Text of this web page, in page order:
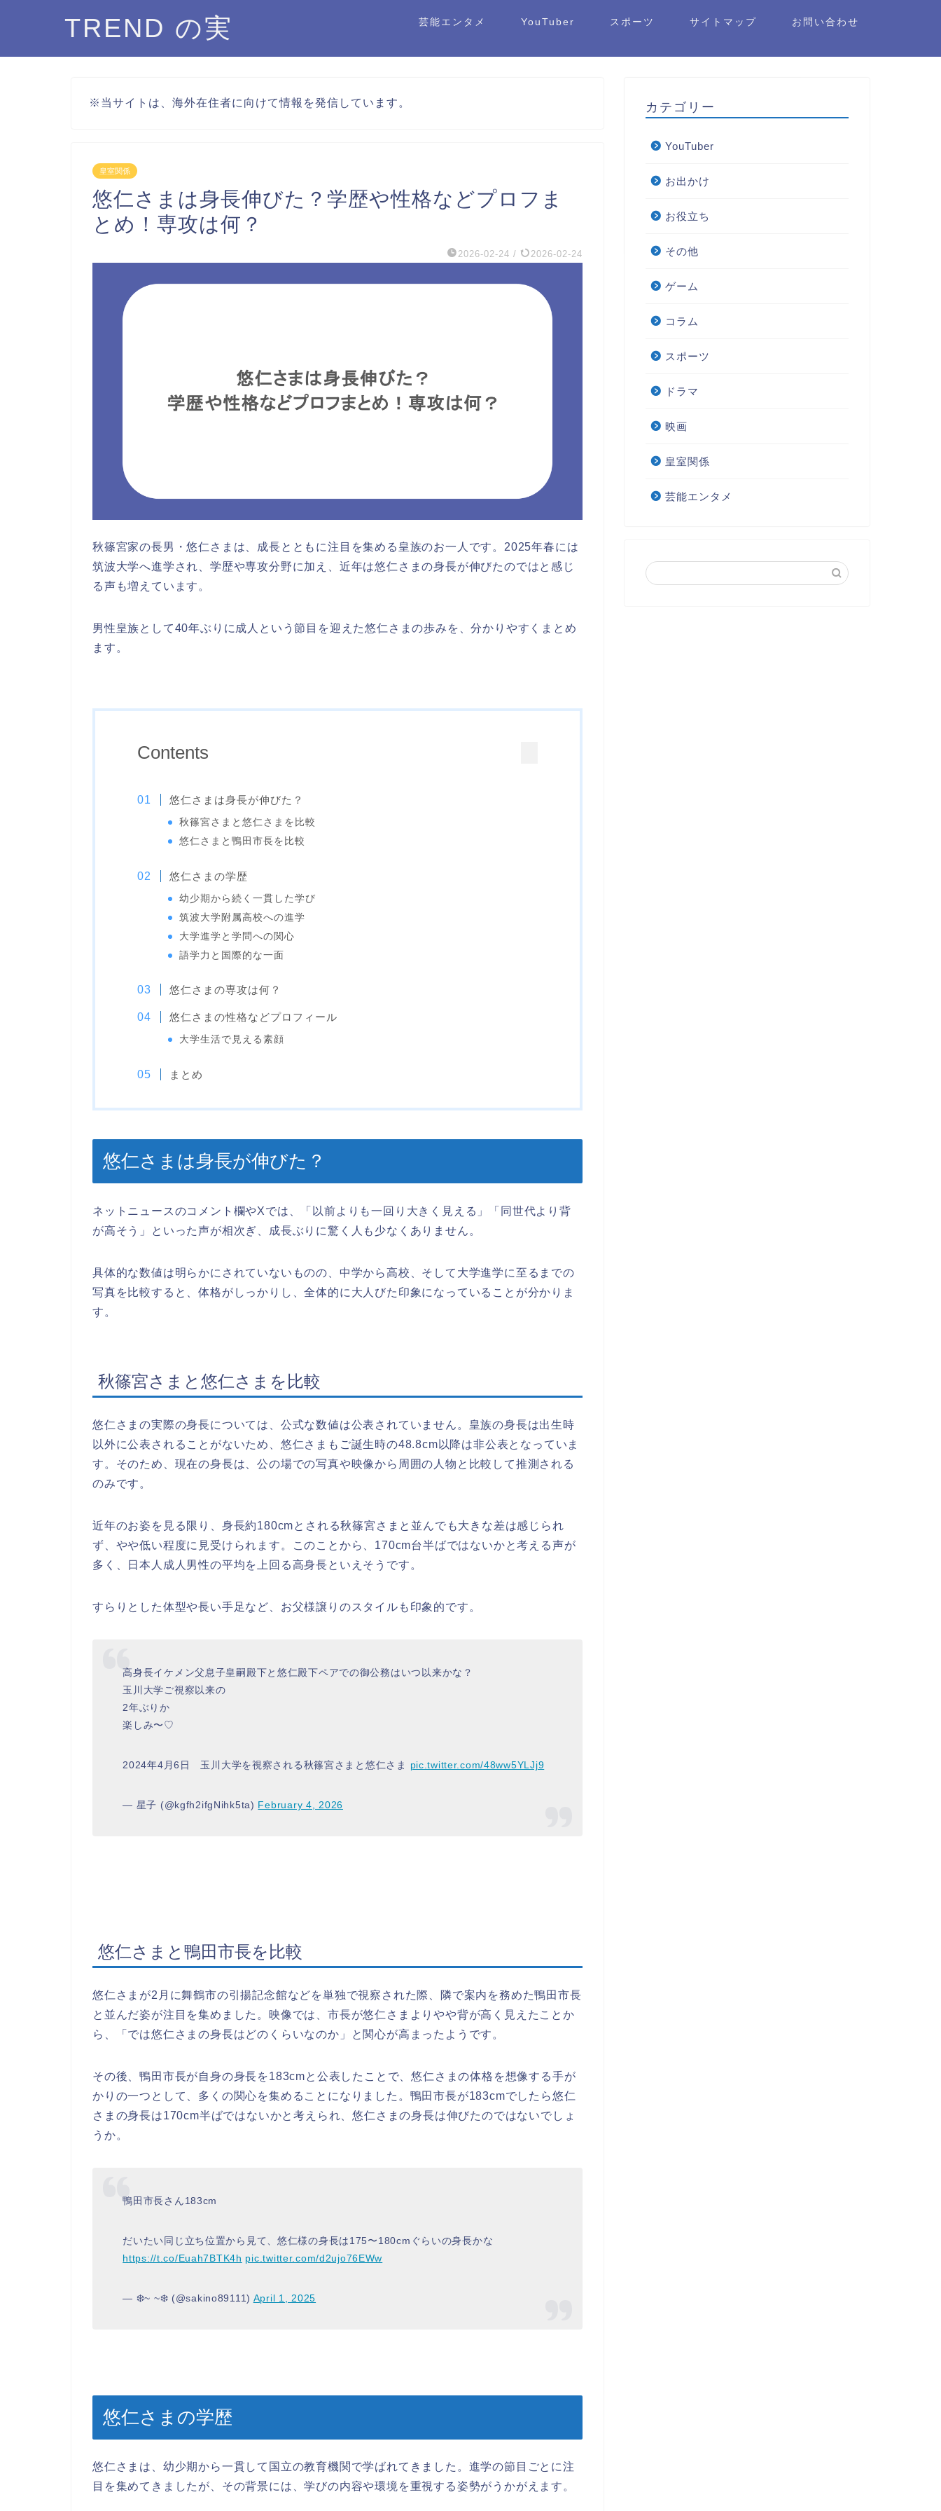
TREND の実 芸能エンタメ YouTuber スポーツ サイトマップ お問い合わせ
※当サイトは、海外在住者に向けて情報を発信しています。
皇室関係
悠仁さまは身長伸びた？学歴や性格などプロフま
とめ！専攻は何？
2026-02-24 / 2026-02-24
秋篠宮家の長男・悠仁さまは、成長とともに注目を集める皇族のお一人です。2025年春には
筑波大学へ進学され、学歴や専攻分野に加え、近年は悠仁さまの身長が伸びたのではと感じ
る声も増えています。
男性皇族として40年ぶりに成人という節目を迎えた悠仁さまの歩みを、分かりやすくまとめ
ます。
Contents
悠仁さまは身長が伸びた？
秋篠宮さまと悠仁さまを比較
悠仁さまと鴨田市長を比較
悠仁さまの学歴
幼少期から続く一貫した学び
筑波大学附属高校への進学
大学進学と学問への関心
語学力と国際的な一面
悠仁さまの専攻は何？
悠仁さまの性格などプロフィール
大学生活で見える素顔
まとめ
悠仁さまは身長が伸びた？
ネットニュースのコメント欄やXでは、「以前よりも一回り大きく見える」「同世代より背
が高そう」といった声が相次ぎ、成長ぶりに驚く人も少なくありません。
具体的な数値は明らかにされていないものの、中学から高校、そして大学進学に至るまでの
写真を比較すると、体格がしっかりし、全体的に大人びた印象になっていることが分かりま
す。
秋篠宮さまと悠仁さまを比較
悠仁さまの実際の身長については、公式な数値は公表されていません。皇族の身長は出生時
以外に公表されることがないため、悠仁さまもご誕生時の48.8cm以降は非公表となっていま
す。そのため、現在の身長は、公の場での写真や映像から周囲の人物と比較して推測される
のみです。
近年のお姿を見る限り、身長約180cmとされる秋篠宮さまと並んでも大きな差は感じられ
ず、やや低い程度に見受けられます。このことから、170cm台半ばではないかと考える声が
多く、日本人成人男性の平均を上回る高身長といえそうです。
すらりとした体型や長い手足など、お父様譲りのスタイルも印象的です。
高身長イケメン父息子皇嗣殿下と悠仁殿下ペアでの御公務はいつ以来かな？
玉川大学ご視察以来の
2年ぶりか
楽しみ〜♡
2024年4月6日 玉川大学を視察される秋篠宮さまと悠仁さま pic.twitter.com/48ww5YLJj9
— 星子 (@kgfh2ifgNihk5ta) February 4, 2026
悠仁さまと鴨田市長を比較
悠仁さまが2月に舞鶴市の引揚記念館などを単独で視察された際、隣で案内を務めた鴨田市長
と並んだ姿が注目を集めました。映像では、市長が悠仁さまよりやや背が高く見えたことか
ら、「では悠仁さまの身長はどのくらいなのか」と関心が高まったようです。
その後、鴨田市長が自身の身長を183cmと公表したことで、悠仁さまの体格を想像する手が
かりの一つとして、多くの関心を集めることになりました。鴨田市長が183cmでしたら悠仁
さまの身長は170cm半ばではないかと考えられ、悠仁さまの身長は伸びたのではないでしょ
うか。
鴨田市長さん183cm
だいたい同じ立ち位置から見て、悠仁様の身長は175〜180cmぐらいの身長かな
https://t.co/Euah7BTK4h pic.twitter.com/d2ujo76EWw
— ❄️~ ~❄️ (@sakino89111) April 1, 2025
悠仁さまの学歴
悠仁さまは、幼少期から一貫して国立の教育機関で学ばれてきました。進学の節目ごとに注
目を集めてきましたが、その背景には、学びの内容や環境を重視する姿勢がうかがえます。
カテゴリー
YouTuber
お出かけ
お役立ち
その他
ゲーム
コラム
スポーツ
ドラマ
映画
皇室関係
芸能エンタメ